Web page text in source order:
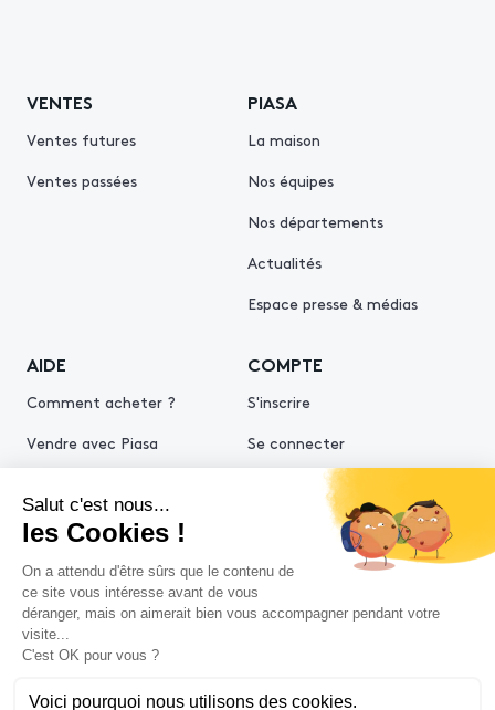
VENTES
Ventes futures
Ventes passées
PIASA
La maison
Nos équipes
Nos départements
Actualités
Espace presse & médias
AIDE
Comment acheter ?
Vendre avec Piasa
COMPTE
S'inscrire
Se connecter
Politiques de confidentialitéPolitique cookies